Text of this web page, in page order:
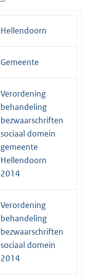
Hellendoorn
Gemeente
Verordening
behandeling
bezwaarschriften
sociaal domein
gemeente
Hellendoorn
2014
Verordening
behandeling
bezwaarschriften
sociaal domein
2014